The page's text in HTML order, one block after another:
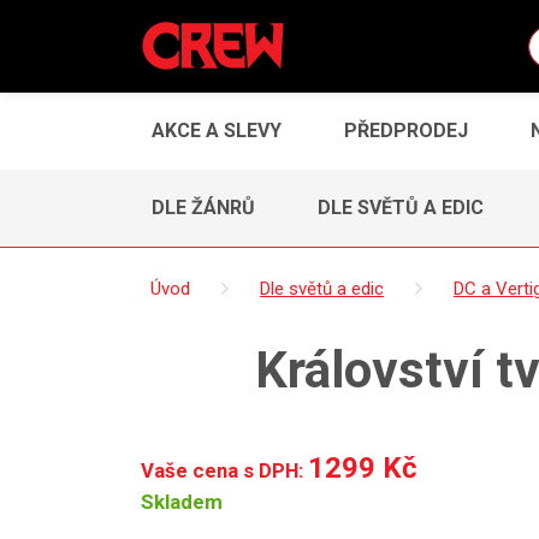
AKCE A SLEVY PŘEDPRODEJ
DLE ŽÁNRŮ DLE SVĚTŮ A EDIC
Úvod Dle světů a edic DC a
Království
Vaše cena s DPH: 1299 Kč
Skladem